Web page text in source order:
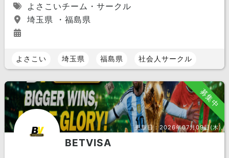
よさこいチーム・サークル
埼玉県 ・福島県
よさこい 埼玉県 福島県 社会人サークル
募集中
更新日：2026年07月09日(木)
BETVISA